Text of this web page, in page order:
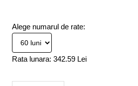
Alege numarul de rate:
Rata lunara: 342.59 Lei